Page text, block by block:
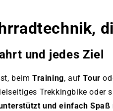
und jedes Ziel
beim Training, aufTour
Trekkingbike oder
und einfach Spaß